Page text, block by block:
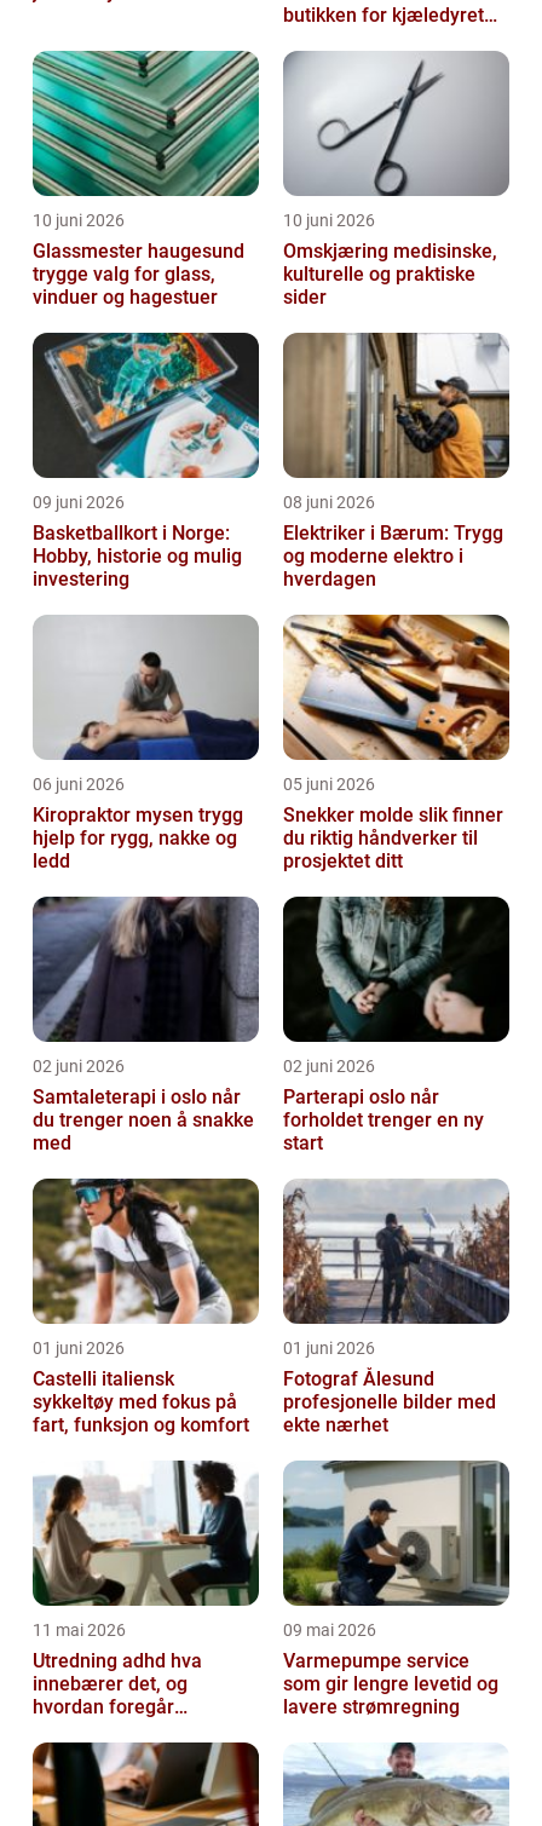
butikken for kjæledyret
10 juni 2026
Glassmester haugesund
trygge valg for glass,
vinduer og hagestuer
10 juni 2026
Omskjæring medisinske,
kulturelle og praktiske
sider
09 juni 2026
Basketballkort i Norge:
Hobby, historie og mulig
investering
08 juni 2026
Elektriker i Bærum: Trygg
og moderne elektro i
hverdagen
06 juni 2026
Kiropraktor mysen trygg
hjelp for rygg, nakke og
ledd
05 juni 2026
Snekker molde slik finner
du riktig håndverker til
prosjektet ditt
02 juni 2026
Samtaleterapi i oslo når
du trenger noen å snakke
med
02 juni 2026
Parterapi oslo når
forholdet trenger en ny
start
01 juni 2026
Castelli italiensk
sykkeltøy med fokus på
fart, funksjon og komfort
01 juni 2026
Fotograf Ålesund
profesjonelle bilder med
ekte nærhet
11 mai 2026
Utredning adhd hva
innebærer det, og
hvordan foregår
09 mai 2026
Varmepumpe service
som gir lengre levetid og
lavere strømregning